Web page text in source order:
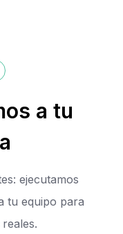
a tu
ejecutamos
tu equipo para